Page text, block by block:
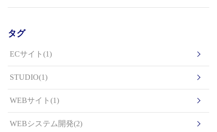
タグ
ECサイト(1)
STUDIO(1)
WEBサイト(1)
WEBシステム開発(2)